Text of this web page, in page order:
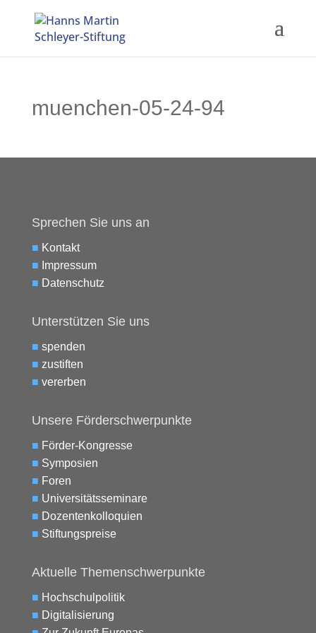
muenchen-05-24-94
Sprechen Sie uns an
■ Kontakt
■ Impressum
■ Datenschutz
Unterstützen Sie uns
■ spenden
■ zustiften
■ vererben
Unsere Förderschwerpunkte
■ Förder-Kongresse
■ Symposien
■ Foren
■ Universitätsseminare
■ Dozentenkolloquien
■ Stiftungspreise
Aktuelle Themenschwerpunkte
■ Hochschulpolitik
■ Digitalisierung